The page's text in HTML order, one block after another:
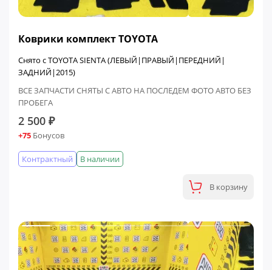
Коврики комплект TOYOTA
Снято с TOYOTA SIENTA (ЛЕВЫЙ|ПРАВЫЙ|ПЕРЕДНИЙ|
ЗАДНИЙ|2015)
ВСЕ ЗАПЧАСТИ СНЯТЫ С АВТО НА ПОСЛЕДЕМ ФОТО АВТО БЕЗ
ПРОБЕГА
2 500 ₽
+75 Бонусов
В наличии
Контрактный
В корзину